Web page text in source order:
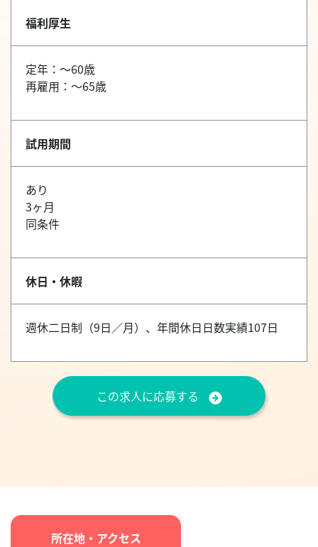
福利厚生
定年：～60歳
再雇用：～65歳
試用期間
あり
3ヶ月
同条件
休日・休暇
週休二日制（9日／月）、年間休日日数実績107日
この求人に応募する
所在地・アクセス